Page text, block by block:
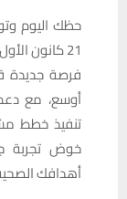
21 كانون الأول
فرصة جديدة
أوسع، مع
تنفيذ خطط
خوض تجربة
أهدافك